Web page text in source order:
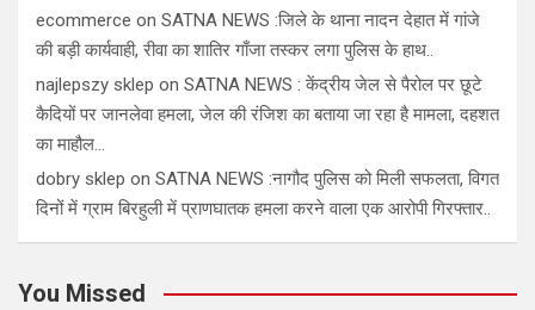
ecommerce on SATNA NEWS :जिले के थाना नादन देहात में गांजे
की बड़ी कार्यवाही, रीवा का शातिर गाँजा तस्कर लगा पुलिस के हाथ..
najlepszy sklep on SATNA NEWS : केंद्रीय जेल से पैरोल पर छूटे
कैदियों पर जानलेवा हमला, जेल की रंजिश का बताया जा रहा है मामला, दहशत
का माहौल…
dobry sklep on SATNA NEWS :नागौद पुलिस को मिली सफलता, विगत
दिनों में ग्राम बिरहुली में प्राणघातक हमला करने वाला एक आरोपी गिरफ्तार..
You Missed